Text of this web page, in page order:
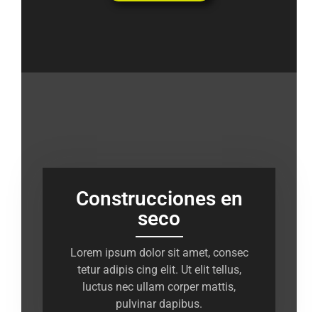
Construcciones en
seco
Lorem ipsum dolor sit amet, consec
tetur adipis cing elit. Ut elit tellus,
luctus nec ullam corper mattis,
pulvinar dapibus.